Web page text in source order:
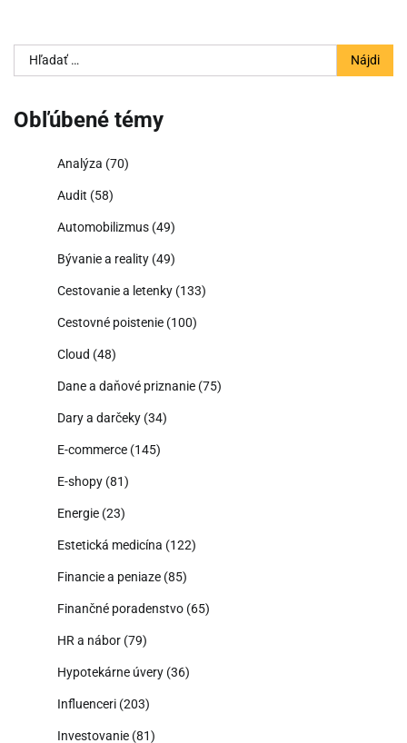
Hľadať:
Obľúbené témy
Analýza (70)
Audit (58)
Automobilizmus (49)
Bývanie a reality (49)
Cestovanie a letenky (133)
Cestovné poistenie (100)
Cloud (48)
Dane a daňové priznanie (75)
Dary a darčeky (34)
E-commerce (145)
E-shopy (81)
Energie (23)
Estetická medicína (122)
Financie a peniaze (85)
Finančné poradenstvo (65)
HR a nábor (79)
Hypotekárne úvery (36)
Influenceri (203)
Investovanie (81)